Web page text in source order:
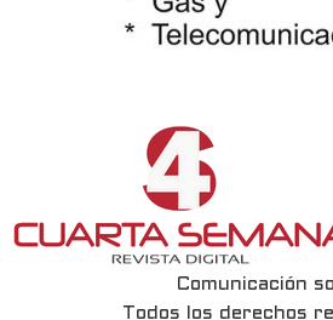
Comunicación
Todos los derechos